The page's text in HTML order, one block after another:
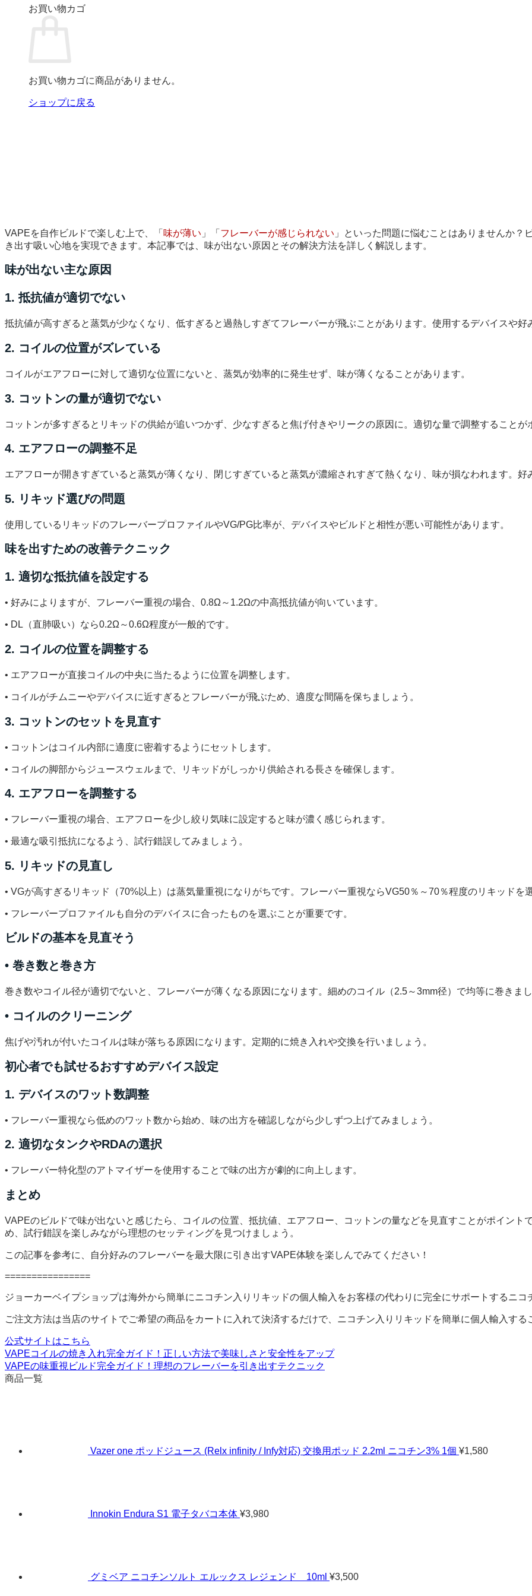
お買い物カゴ
お買い物カゴに商品がありません。
ショップに戻る
VAPEを自作ビルドで楽しむ上で、「 味が薄い 」「 フレーバーが感じられない 」といった問題に悩むことはありませんか？
き出す吸い心地を実現できます。本記事では、味が出ない原因とその解決方法を詳しく解説します。
味が出ない主な原因
1. 抵抗値が適切でない
抵抗値が高すぎると蒸気が少なくなり、低すぎると過熱しすぎてフレーバーが飛ぶことがあります。使用するデバイスや好
2. コイルの位置がズレている
コイルがエアフローに対して適切な位置にないと、蒸気が効率的に発生せず、味が薄くなることがあります。
3. コットンの量が適切でない
コットンが多すぎるとリキッドの供給が追いつかず、少なすぎると焦げ付きやリークの原因に。適切な量で調整することが
4. エアフローの調整不足
エアフローが開きすぎていると蒸気が薄くなり、閉じすぎていると蒸気が濃縮されすぎて熱くなり、味が損なわれます。好
5. リキッド選びの問題
使用しているリキッドのフレーバープロファイルやVG/PG比率が、デバイスやビルドと相性が悪い可能性があります。
味を出すための改善テクニック
1. 適切な抵抗値を設定する
• 好みによりますが、フレーバー重視の場合、0.8Ω～1.2Ωの中高抵抗値が向いています。
• DL（直肺吸い）なら0.2Ω～0.6Ω程度が一般的です。
2. コイルの位置を調整する
• エアフローが直接コイルの中央に当たるように位置を調整します。
• コイルがチムニーやデバイスに近すぎるとフレーバーが飛ぶため、適度な間隔を保ちましょう。
3. コットンのセットを見直す
• コットンはコイル内部に適度に密着するようにセットします。
• コイルの脚部からジュースウェルまで、リキッドがしっかり供給される長さを確保します。
4. エアフローを調整する
• フレーバー重視の場合、エアフローを少し絞り気味に設定すると味が濃く感じられます。
• 最適な吸引抵抗になるよう、試行錯誤してみましょう。
5. リキッドの見直し
• VGが高すぎるリキッド（70%以上）は蒸気量重視になりがちです。フレーバー重視ならVG50％～70％程度のリキッドを
• フレーバープロファイルも自分のデバイスに合ったものを選ぶことが重要です。
ビルドの基本を見直そう
• 巻き数と巻き方
巻き数やコイル径が適切でないと、フレーバーが薄くなる原因になります。細めのコイル（2.5～3mm径）で均等に巻きまし
• コイルのクリーニング
焦げや汚れが付いたコイルは味が落ちる原因になります。定期的に焼き入れや交換を行いましょう。
初心者でも試せるおすすめデバイス設定
1. デバイスのワット数調整
• フレーバー重視なら低めのワット数から始め、味の出方を確認しながら少しずつ上げてみましょう。
2. 適切なタンクやRDAの選択
• フレーバー特化型のアトマイザーを使用することで味の出方が劇的に向上します。
まとめ
VAPEのビルドで味が出ないと感じたら、コイルの位置、抵抗値、エアフロー、コットンの量などを見直すことがポイント
め、試行錯誤を楽しみながら理想のセッティングを見つけましょう。
この記事を参考に、自分好みのフレーバーを最大限に引き出すVAPE体験を楽しんでみてください！
================
ジョーカーベイプショップは海外から簡単にニコチン入りリキッドの個人輸入をお客様の代わりに完全にサポートするニコ
ご注文方法は当店のサイトでご希望の商品をカートに入れて決済するだけで、ニコチン入りリキッドを簡単に個人輸入する
公式サイトはこちら
VAPEコイルの焼き入れ完全ガイド！正しい方法で美味しさと安全性をアップ
VAPEの味重視ビルド完全ガイド！理想のフレーバーを引き出すテクニック
商品一覧
Vazer one ポッドジュース (Relx infinity / Infy対応) 交換用ポッド 2.2ml ニコチン3% 1個 ¥1,580
Innokin Endura S1 電子タバコ本体 ¥3,980
グミベア ニコチンソルト エルックス レジェンド 10ml ¥3,500